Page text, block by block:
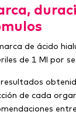
de ácido
de 1 Ml por
de cada